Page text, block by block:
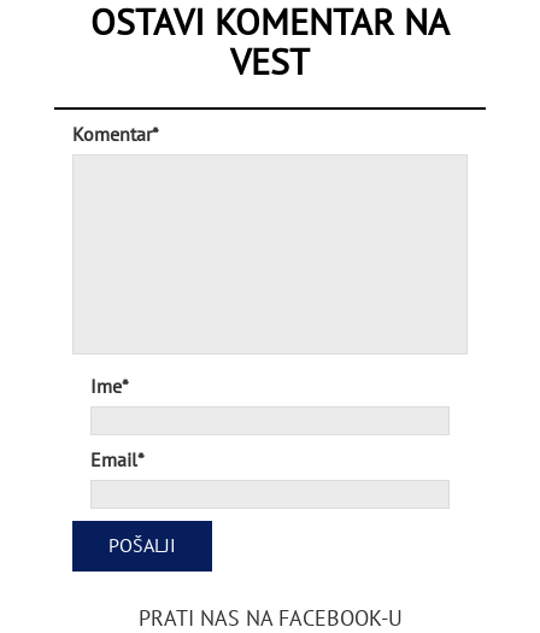
OSTAVI KOMENTAR NA
VEST
Komentar*
Ime*
Email*
PRATI NAS NA FACEBOOK-U